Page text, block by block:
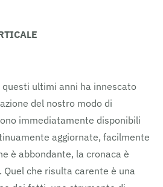
ultimi anni ha innescato
del nostro modo di
immediatamente disponibili
aggiornate, facilmente
è abbondante, la cronaca è
che risulta carente è una